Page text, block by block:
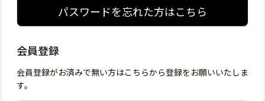
パスワードを忘れた方はこちら
会員登録
会員登録がお済みで無い方はこちらから登録をお願いいたしま
す。